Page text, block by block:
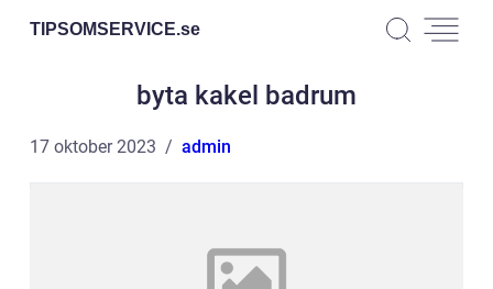
TIPSOMSERVICE.se
byta kakel badrum
17 oktober 2023 admin